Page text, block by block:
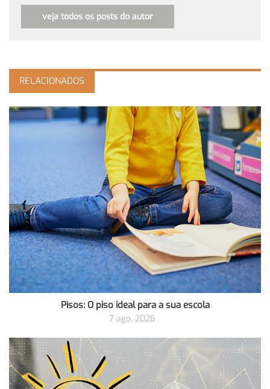
veja todos os posts do autor
RELACIONADOS
Pisos: O piso ideal para a sua escola
7 ago, 2026